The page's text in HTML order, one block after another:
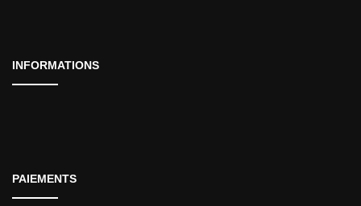
INFORMATIONS
PAIEMENTS